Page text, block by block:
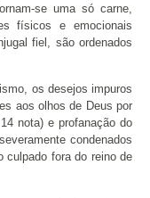
se uma só carne,
físicos e emocionais
fiel, são ordenados
os desejos impuros
aos olhos de Deus por
nota) e profanação do
condenados
culpado fora do reino de